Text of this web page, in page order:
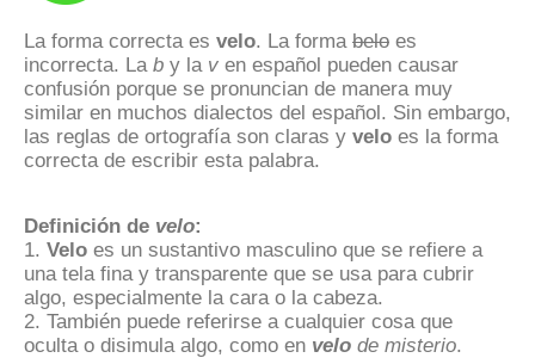
La forma correcta es velo. La forma belo es
incorrecta. La b y la v en español pueden causar
confusión porque se pronuncian de manera muy
similar en muchos dialectos del español. Sin embargo,
las reglas de ortografía son claras y velo es la forma
correcta de escribir esta palabra.
Definición de velo:
1. Velo es un sustantivo masculino que se refiere a
una tela fina y transparente que se usa para cubrir
algo, especialmente la cara o la cabeza.
2. También puede referirse a cualquier cosa que
oculta o disimula algo, como en velo de misterio.